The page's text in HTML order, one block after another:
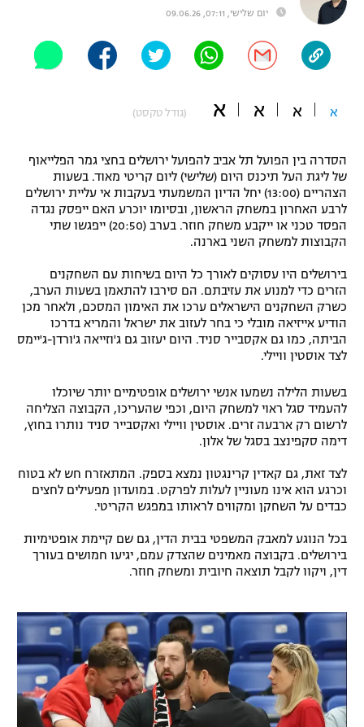
"מחצית בשכונה" – פודקאסט
משתתפים וזוכים בפרסים
תקנון משתתפים וזוכים בפרסים
תקנון עבור פעילות אלקטרה
תקנון עבור פעילות ספורט 1 – "מרלן"
גיימינג E-Sports
תנאי שימוש
מדיניות פרטיות
תקנון פעילות ספורט 1
הצטרפות לחבילת הערוצים
תגיות
המגזין
ספורט מוטורי
כדורמים
בייסבול MLB
ספורט אתגרי ואקסטרים
אומנויות לחימה
גיימינג E-Sports
יום שלישי, 07:11, 09.06.26
א א א א (גודל טקסט)
הסדרה בין הפועל תל אביב להפועל ירושלים בחצי גמר הפלייאוף
של ליגת העל תיכנס היום (שלישי) ליום קריטי מאוד. בשעות
הצהריים (13:00) יחל הדיון המשמעתי בעקבות אי עליית ירושלים
לרבע האחרון במשחק הראשון, ובסיומו יוכרע האם ייפסק נגדה
הפסד טכני או ייקבע משחק חוזר. בערב (20:50) ייפגשו שתי
הקבוצות למשחק השני בארנה.
בירושלים היו עסוקים לאורך כל היום בשיחות עם השחקנים
הזרים כדי למנוע את עזיבתם. הם סירבו להתאמן בשעות הערב,
כשרק השחקנים הישראלים ערכו את האימון המסכם, ולאחר מכן
הודיע אייזיאה מובלי כי בחר לעזוב את ישראל והמריא בדרכו
הביתה, כמו גם אקסבייר סניד. היום יעזוב גם ג'וזייאה ג'ורדן-ג'יימס
לצד אוסטין וויילי.
בשעות הלילה נשמעו אנשי ירושלים אופטימיים יותר שיוכלו
להעמיד סגל ראוי למשחק היום, וכפי שהעריכו, הקבוצה הצליחה
לרשום רק ארבעה זרים. אוסטין וויילי ואקסבייר סניד נותרו בחוץ,
דימה סקפינצב בסגל של אלון.
לצד זאת, גם קאדין קרינגטון נמצא בספק. המתאזרח חש לא בטוח
וכרגע הוא אינו מעוניין לעלות לפרקט. במועדון מפעילים לחצים
כבדים על השחקן ומקווים לראותו במפגש הקריטי.
בכל הנוגע למאבק המשפטי בבית הדין, גם שם קיימת אופטימיות
בירושלים. בקבוצה מאמינים שהצדק עמם, יגיעו חמושים בעורך
דין, ויקוו לקבל תוצאה חיובית ומשחק חוזר.